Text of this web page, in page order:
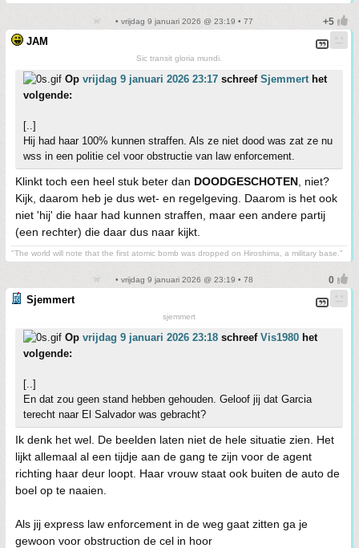
• vrijdag 9 januari 2026 @ 23:19 • 77
JAM
Sic transit gloria mundi.
Op vrijdag 9 januari 2026 23:17 schreef Sjemmerthet
volgende:
[..]
Hij had haar 100% kunnen straffen. Als ze niet dood was zat ze nu
wss in een politie cel voor obstructie van law enforcement.
Klinkt toch een heel stuk beter dan DOODGESCHOTEN , niet?
Kijk, daarom heb je dus wet- en regelgeving. Daarom is het ook
niet 'hij' die haar had kunnen straffen, maar een andere partij
(een rechter) die daar dus naar kijkt.
"The world will note that the first atomic bomb was dropped on Hiroshima, a military base."
• vrijdag 9 januari 2026 @ 23:19 • 78
Sjemmert
sjemmert
Op vrijdag 9 januari 2026 23:18 schreef Vis1980 het
volgende:
[..]
En dat zou geen stand hebben gehouden. Geloof jij dat Garcia
terecht naar El Salvador was gebracht?
Ik denk het wel. De beelden laten niet de hele situatie zien. Het
lijkt allemaal al een tijdje aan de gang te zijn voor de agent
richting haar deur loopt. Haar vrouw staat ook buiten de auto de
boel op te naaien.
Als jij express law enforcement in de weg gaat zitten ga je
gewoon voor obstruction de cel in hoor